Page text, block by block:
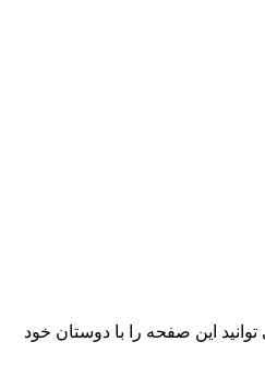
این صفحه را با دوستان خود